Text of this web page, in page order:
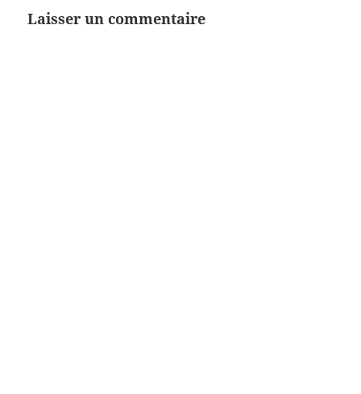
Laisser un commentaire